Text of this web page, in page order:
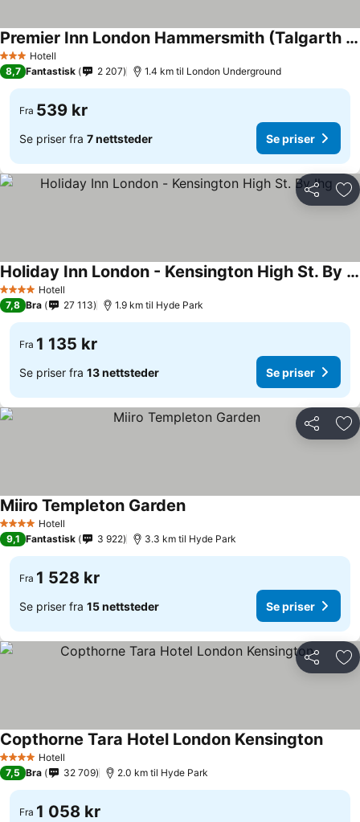
3 StjernerHotell
Premier Inn London Hammersmith (Talgarth Road) hotel
8,7 Fantastisk 2 207 1.4 km til London Underground
Fra 539 kr
Se priser fra 7 nettsteder Se priser
Del
4 StjernerHotell
Holiday Inn London - Kensington High St. By Ihg
7,8 Bra 27 113 1.9 km til Hyde Park
Fra 1 135 kr
Se priser fra 13 nettsteder Se priser
Del
4 StjernerHotell
Miiro Templeton Garden
9,1 Fantastisk 3 922 3.3 km til Hyde Park
Fra 1 528 kr
Se priser fra 15 nettsteder Se priser
Del
4 StjernerHotell
Copthorne Tara Hotel London Kensington
7,5 Bra 32 709 2.0 km til Hyde Park
Fra 1 058 kr